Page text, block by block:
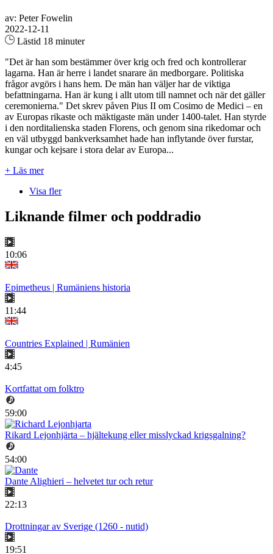
av: Peter Fowelin
2022-12-11
Lästid 18 minuter
"Det är han som bestämmer över krig och fred och kontrollerar
lagarna. Han är herre i landet snarare än medborgare. Politiska
frågor avgörs i hans hem. De män han väljer har de viktiga
befattningarna. Han är kung i allt utom till namnet och när det gäller
ceremonierna." Det skrev påven Pius II om Cosimo de Medici – en
av Europas rikaste och mäktigaste män under 1400-talet. Han styrde
i den norditalienska staden Florens, och genom sina rikedomar och
en väl utbyggd bankverksamhet hade han inflytande över furstar,
kungar och kejsare i stora delar av Europa...
+ Läs mer
Visa fler
Liknande filmer och poddradio
10:06
Epimetheus | Rumäniens historia
11:44
Countries Explained | Rumänien
4:45
Kortfattat om folktro
59:00
Rikard Lejonhjärta – hjältekung eller misslyckad krigsgalning?
54:00
Dante Alighieri – helvetet tur och retur
22:13
Drottningar av Sverige (1260 - nutid)
19:51